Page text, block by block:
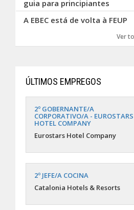
guia para principiantes
A EBEC está de volta à FEUP
Ver
ÚLTIMOS EMPREGOS
2º GOBERNANTE/A
CORPORATIVO/A - EUROSTARS
HOTEL COMPANY
Eurostars Hotel Company
2º JEFE/A COCINA
Catalonia Hotels & Resorts